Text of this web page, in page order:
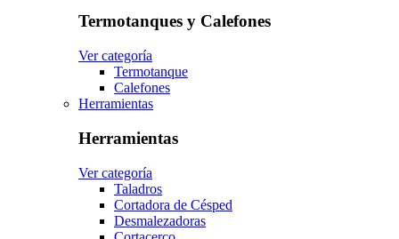
Termotanques y Calefones
Ver categoría
Termotanque
Calefones
Herramientas
Herramientas
Ver categoría
Taladros
Cortadora de Césped
Desmalezadoras